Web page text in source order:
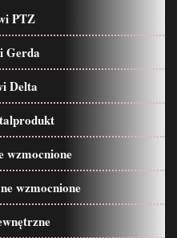
PTZ
Gerda
Delta
wzmocnione
wzmocnione